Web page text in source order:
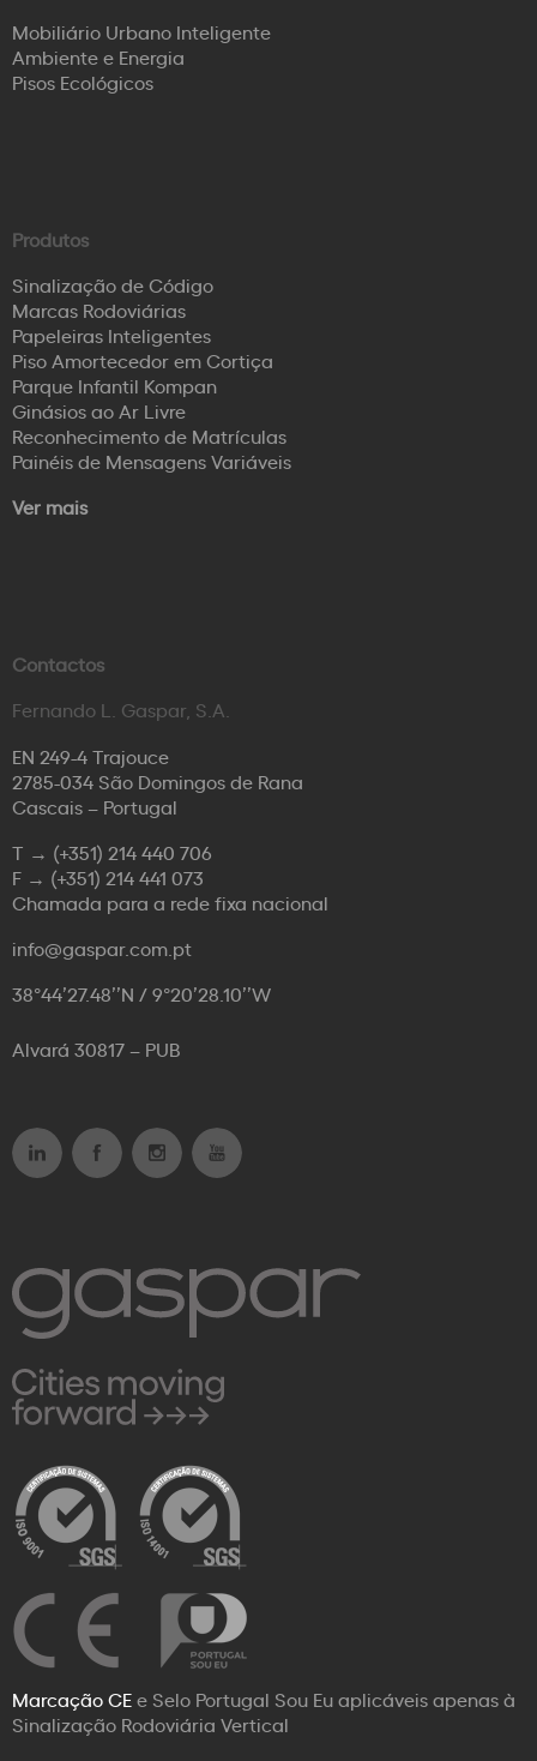
Mobiliário Urbano Inteligente
Ambiente e Energia
Pisos Ecológicos
Produtos
Sinalização de Código
Marcas Rodoviárias
Papeleiras Inteligentes
Piso Amortecedor em Cortiça
Parque Infantil Kompan
Ginásios ao Ar Livre
Reconhecimento de Matrículas
Painéis de Mensagens Variáveis
Ver mais
Contactos
Fernando L. Gaspar, S.A.
EN 249-4 Trajouce
2785-034 São Domingos de Rana
Cascais – Portugal
T → (+351) 214 440 706
F → (+351) 214 441 073
Chamada para a rede fixa nacional
info@gaspar.com.pt
38°44’27.48’’N / 9°20’28.10’’W
Alvará 30817 – PUB
Marcação CEe Selo Portugal Sou Eu aplicáveis apenas à
Sinalização Rodoviária Vertical